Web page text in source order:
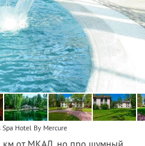
Spa Hotel By Mercure